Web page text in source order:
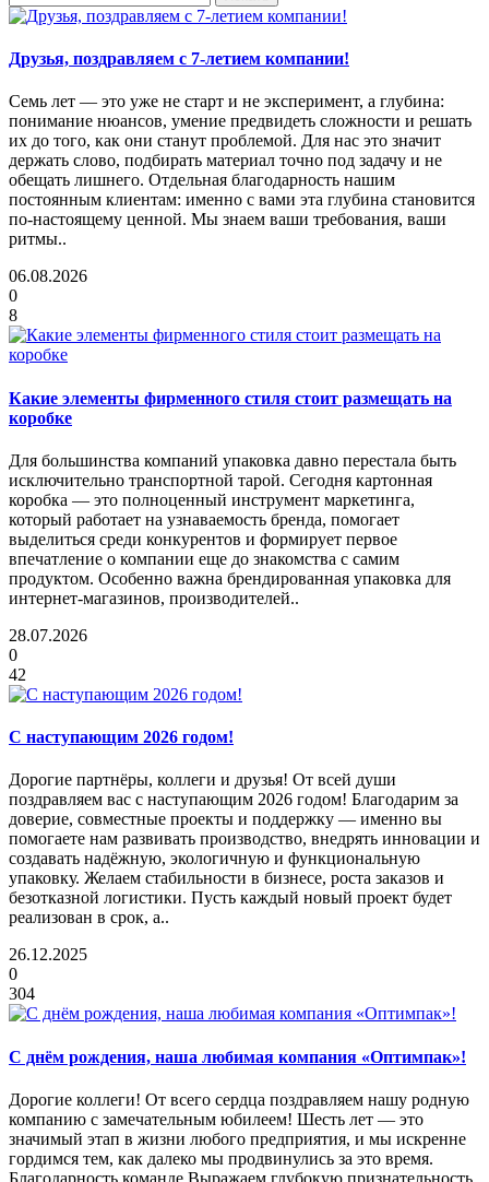
Друзья, поздравляем с 7‑летием компании!
Семь лет — это уже не старт и не эксперимент, а глубина:
понимание нюансов, умение предвидеть сложности и решать
их до того, как они станут проблемой. Для нас это значит
держать слово, подбирать материал точно под задачу и не
обещать лишнего. Отдельная благодарность нашим
постоянным клиентам: именно с вами эта глубина становится
по-настоящему ценной. Мы знаем ваши требования, ваши
ритмы..
06.08.2026
0
8
Какие элементы фирменного стиля стоит размещать на
коробке
Для большинства компаний упаковка давно перестала быть
исключительно транспортной тарой. Сегодня картонная
коробка — это полноценный инструмент маркетинга,
который работает на узнаваемость бренда, помогает
выделиться среди конкурентов и формирует первое
впечатление о компании еще до знакомства с самим
продуктом. Особенно важна брендированная упаковка для
интернет-магазинов, производителей..
28.07.2026
0
42
С наступающим 2026 годом!
Дорогие партнёры, коллеги и друзья! От всей души
поздравляем вас с наступающим 2026 годом! Благодарим за
доверие, совместные проекты и поддержку — именно вы
помогаете нам развивать производство, внедрять инновации и
создавать надёжную, экологичную и функциональную
упаковку. Желаем стабильности в бизнесе, роста заказов и
безотказной логистики. Пусть каждый новый проект будет
реализован в срок, а..
26.12.2025
0
304
С днём рождения, наша любимая компания «Оптимпак»!
Дорогие коллеги! От всего сердца поздравляем нашу родную
компанию с замечательным юбилеем! Шесть лет — это
значимый этап в жизни любого предприятия, и мы искренне
гордимся тем, как далеко мы продвинулись за это время.
Благодарность команде Выражаем глубокую признательность